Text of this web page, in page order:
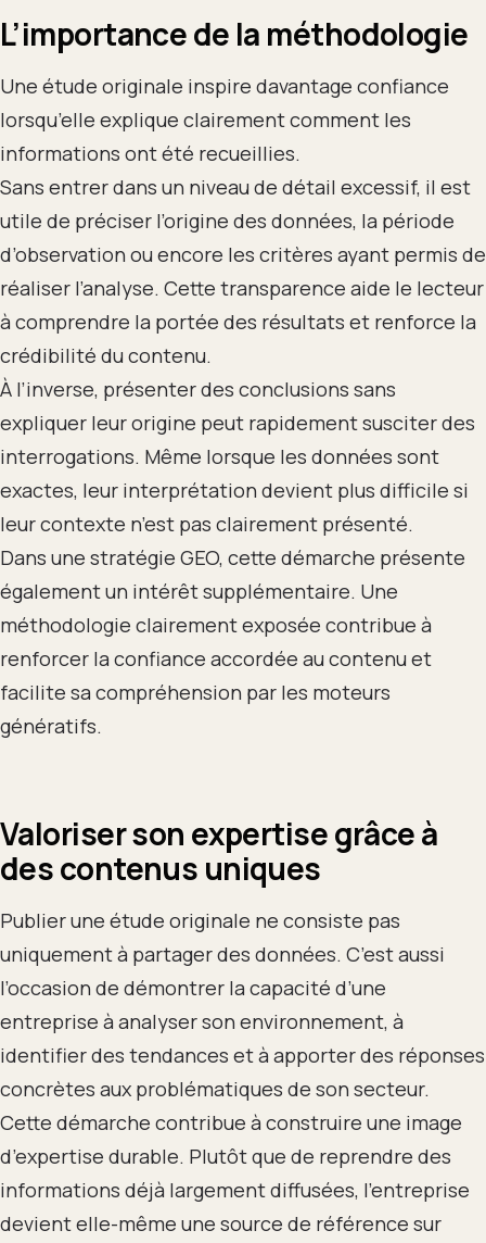
L’importance de la méthodologie
Une étude originale inspire davantage confiance
lorsqu’elle explique clairement comment les
informations ont été recueillies.
Sans entrer dans un niveau de détail excessif, il est
utile de préciser l’origine des données, la période
d’observation ou encore les critères ayant permis de
réaliser l’analyse. Cette transparence aide le lecteur
à comprendre la portée des résultats et renforce la
crédibilité du contenu.
À l’inverse, présenter des conclusions sans
expliquer leur origine peut rapidement susciter des
interrogations. Même lorsque les données sont
exactes, leur interprétation devient plus difficile si
leur contexte n’est pas clairement présenté.
Dans une stratégie GEO, cette démarche présente
également un intérêt supplémentaire. Une
méthodologie clairement exposée contribue à
renforcer la confiance accordée au contenu et
facilite sa compréhension par les moteurs
génératifs.
Valoriser son expertise grâce à
des contenus uniques
Publier une étude originale ne consiste pas
uniquement à partager des données. C’est aussi
l’occasion de démontrer la capacité d’une
entreprise à analyser son environnement, à
identifier des tendances et à apporter des réponses
concrètes aux problématiques de son secteur.
Cette démarche contribue à construire une image
d’expertise durable. Plutôt que de reprendre des
informations déjà largement diffusées, l’entreprise
devient elle-même une source de référence sur